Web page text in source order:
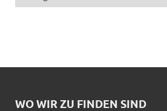
WO WIR ZU FINDEN SIND